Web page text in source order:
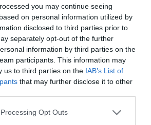
you may continue seeing
on personal information utilized by
disclosed to third parties prior to
separately opt-out of the further
information by third parties on the
participants. This information may
us to third parties on the IAB’s List of
that may further disclose it to other
Opt Outs
elmartes a las 13:20cuando la
alarma al director del instituto y
abordado en la puerta y le
y besado en la cara.
descripción y, junto al testimonio
había presenciado los hechos,
dehuir a pie. Sin embargo, los